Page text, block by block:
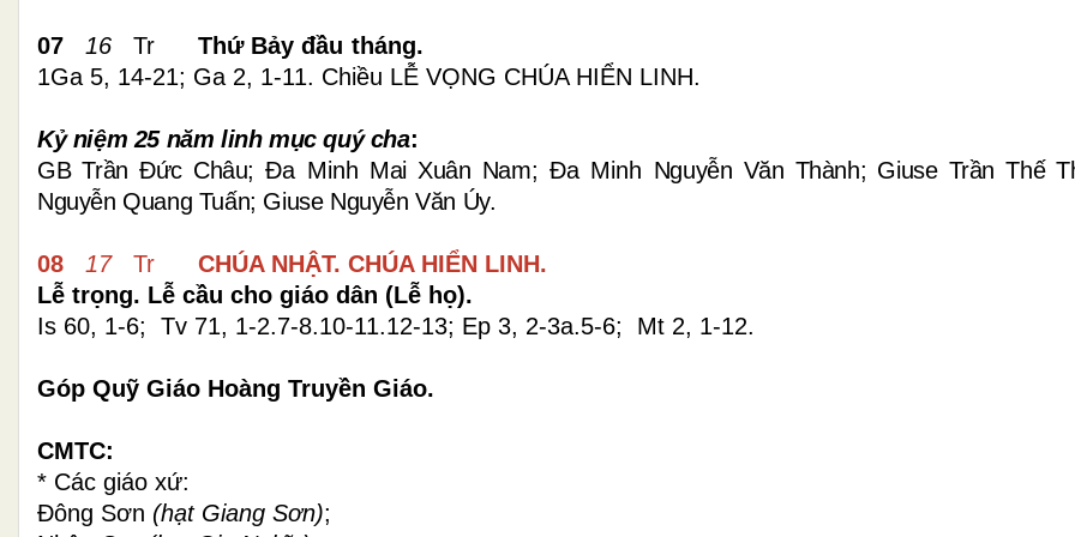
07 16 Tr Thứ Bảy đầu tháng.
1Ga 5, 14-21; Ga 2, 1-11. Chiều LỄ VỌNG CHÚA HIỂN LINH.
Kỷ niệm 25 năm linh mục quý cha:
GB Trần Đức Châu;Đa Minh Mai Xuân Nam; Đa Minh Nguyễn Văn Thành; Giuse Trần Thế
Nguyễn Quang Tuấn; Giuse Nguyễn Văn Úy.
08 17Tr CHÚA NHẬT. CHÚA HIỂN LINH.
Lễ trọng. Lễ cầu cho giáo dân (Lễ họ).
Is 60, 1-6; Tv 71, 1-2.7-8.10-11.12-13; Ep 3, 2-3a.5-6; Mt 2, 1-12.
Góp Quỹ Giáo Hoàng Truyền Giáo.
CMTC:
* Các giáo xứ:
Đông Sơn (hạt Giang Sơn);